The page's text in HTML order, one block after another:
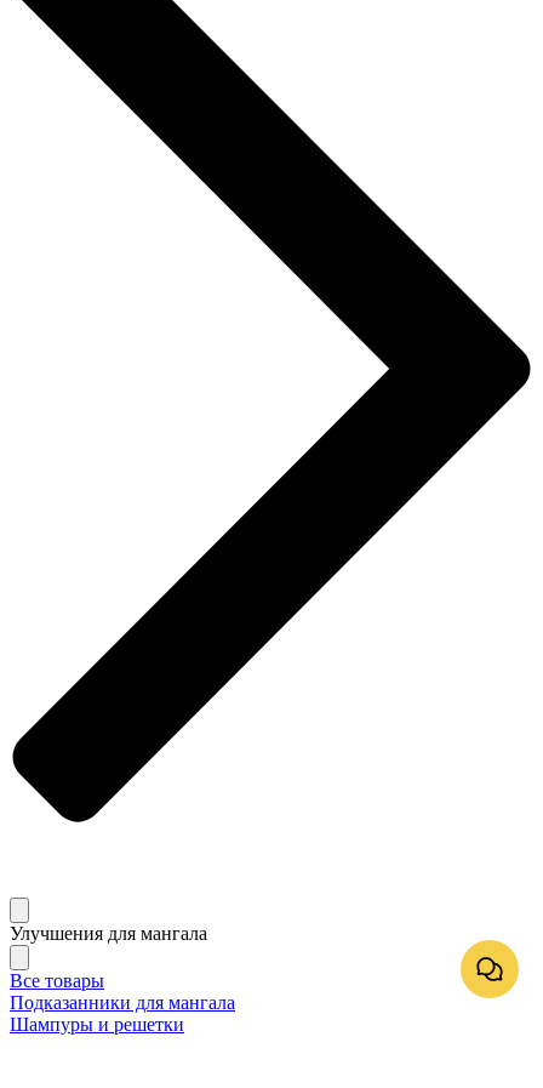
Улучшения для мангала
Все товары
Подказанники для мангала
Шампуры и решетки